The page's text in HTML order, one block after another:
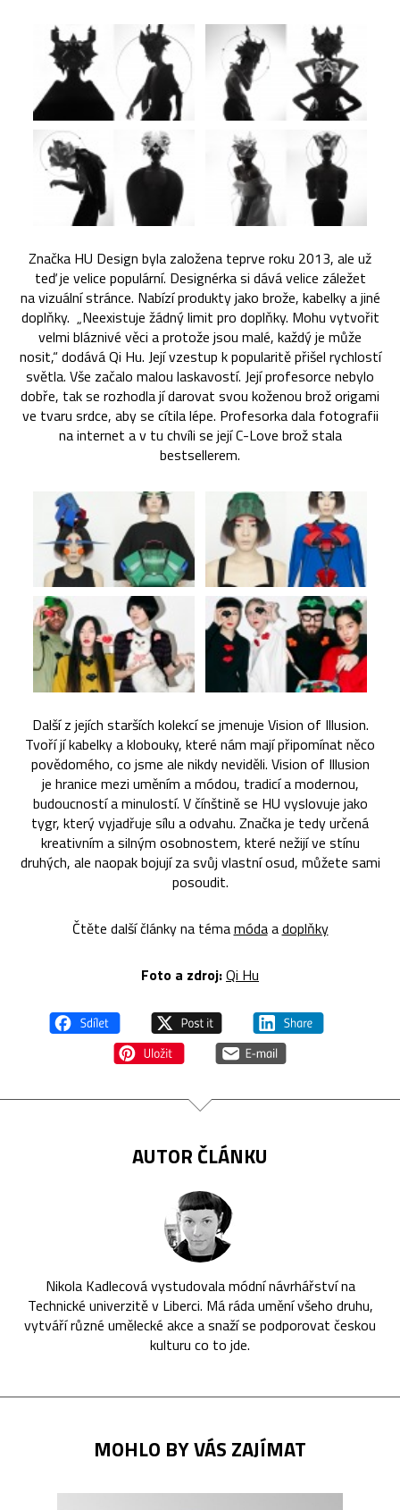
Značka HU Design byla založena teprve roku 2013, ale už
teď je velice populární. Designérka si dává velice záležet
na vizuální stránce. Nabízí produkty jako brože, kabelky a jiné
doplňky. „Neexistuje žádný limit pro doplňky. Mohu vytvořit
velmi bláznivé věci a protože jsou malé, každý je může
nosit,“ dodává Qi Hu. Její vzestup k popularitě přišel rychlostí
světla. Vše začalo malou laskavostí. Její profesorce nebylo
dobře, tak se rozhodla jí darovat svou koženou brož origami
ve tvaru srdce, aby se cítila lépe. Profesorka dala fotografii
na internet a v tu chvíli se její C-Love brož stala
bestsellerem.
Další z jejích starších kolekcí se jmenuje Vision of Illusion.
Tvoří jí kabelky a klobouky, které nám mají připomínat něco
povědomého, co jsme ale nikdy neviděli. Vision of Illusion
je hranice mezi uměním a módou, tradicí a modernou,
budoucností a minulostí. V čínštině se HU vyslovuje jako
tygr, který vyjadřuje sílu a odvahu. Značka je tedy určená
kreativním a silným osobnostem, které nežijí ve stínu
druhých, ale naopak bojují za svůj vlastní osud, můžete sami
posoudit.
Čtěte další články na témamódaadoplňky
Foto a zdroj:Qi Hu
AUTOR ČLÁNKU
Nikola Kadlecová vystudovala módní návrhářství na
Technické univerzitě v Liberci. Má ráda umění všeho druhu,
vytváří různé umělecké akce a snaží se podporovat českou
kulturu co to jde.
MOHLO BY VÁS ZAJÍMAT